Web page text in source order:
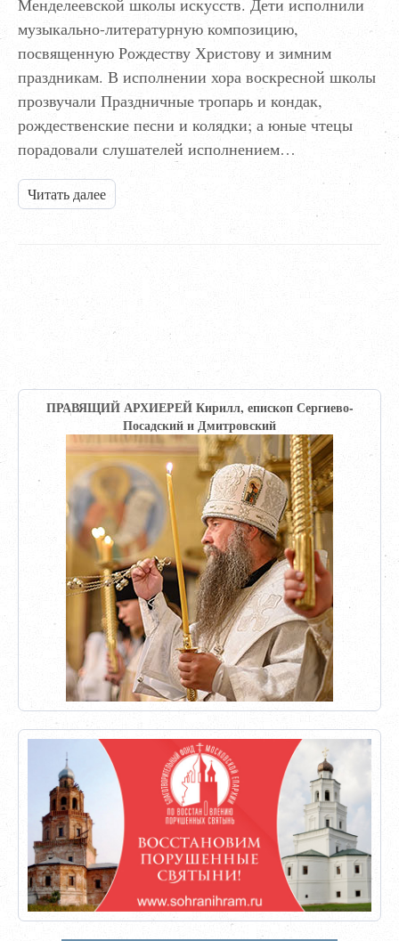
Менделеевской школы искусств. Дети исполнили
музыкально-литературную композицию,
посвященную Рождеству Христову и зимним
праздникам. В исполнении хора воскресной школы
прозвучали Праздничные тропарь и кондак,
рождественские песни и колядки; а юные чтецы
порадовали слушателей исполнением…
Читать далее
ПРАВЯЩИЙ АРХИЕРЕЙ Кирилл, епископ Сергиево-
Посадский и Дмитровский